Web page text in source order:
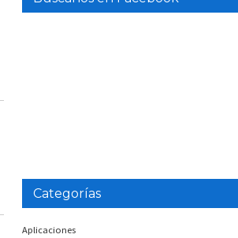
Categorías
Aplicaciones